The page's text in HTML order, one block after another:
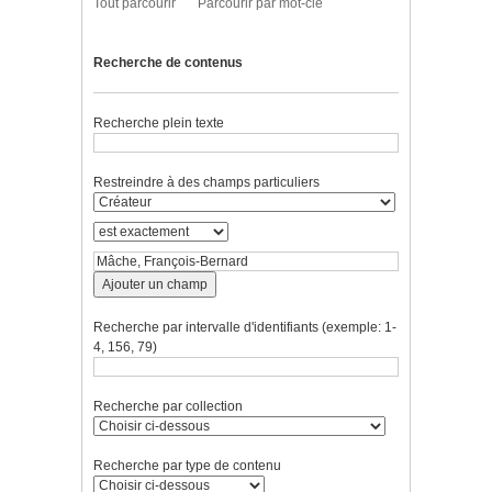
Tout parcourir Parcourir par mot-clé
Recherche de contenus
Recherche plein texte
Restreindre à des champs particuliers
Ajouter un champ
Recherche par intervalle d'identifiants (exemple: 1-
4, 156, 79)
Recherche par collection
Recherche par type de contenu